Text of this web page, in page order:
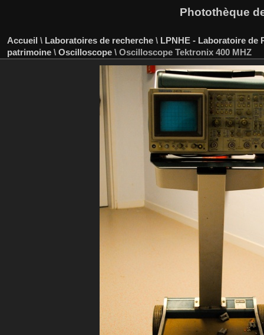
Photothèque
Accueil \ Laboratoires de recherche \ LPNHE - Laboratoire de
patrimoine \ Oscilloscope \ Oscilloscope Tektronix 400 MHZ